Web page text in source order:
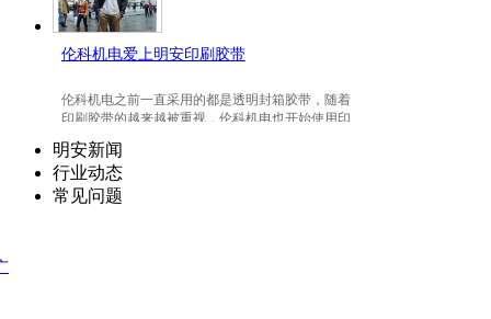
伦科机电爱上明安印刷胶带
伦科机电之前一直采用的都是透明封箱胶带，随着
印刷胶带的越来越被重视，伦科机电也开始使用印
明安新闻
行业动态
常见问题